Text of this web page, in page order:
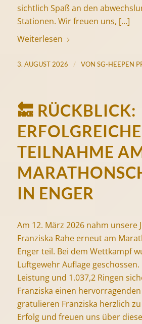
sichtlich Spaß an den
Stationen. Wir freuen uns, […]
Weiterlesen
3. AUGUST 2026 / VON SG-HEEPEN
🔙 RÜCKBLICK:
ERFOLGREICHE
TEILNAHME
N ENGER
Am 12. März 2026 nahm unsere
Franziska Rahe erneut am
Enger teil. Bei dem Wettkampf
Luftgewehr Auflage
Leistung und 1.037,2 Ringen
Franziska einen
gratulieren Franziska herzlich
Erfolg und freuen uns über